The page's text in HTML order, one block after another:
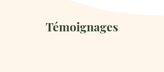
Témoignages